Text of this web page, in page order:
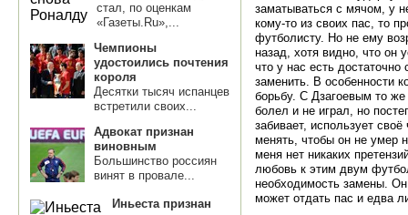
стал, по оценкам
«Газеты.Ru»,...
Чемпионы
удостоились почтения
короля
Десятки тысяч испанцев
встретили своих...
Адвокат признан
виновным
Большинство россиян
винят в провале...
Иньеста признан
заматываться с мячом, у
кому-то из своих пас, то
футболисту. Но не ему
назад, хотя видно, что он
что у нас есть
заменить. В особенности
борьбу. С Дзагоевым то
болел и не играл, но
забивает, использует
менять, чтобы он не умер
меня нет никаких
любовь к этим двум
необходимость замены.
может отдать пас и едва